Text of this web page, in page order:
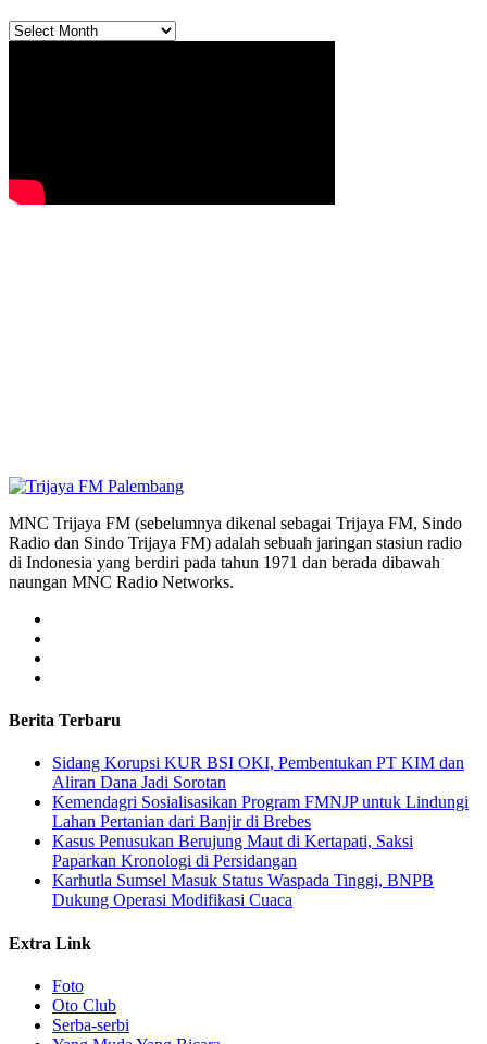
Archives
MNC Trijaya FM (sebelumnya dikenal sebagai Trijaya FM, Sindo
Radio dan Sindo Trijaya FM) adalah sebuah jaringan stasiun radio
di Indonesia yang berdiri pada tahun 1971 dan berada dibawah
naungan MNC Radio Networks.
Berita Terbaru
Sidang Korupsi KUR BSI OKI, Pembentukan PT KIM dan
Aliran Dana Jadi Sorotan
Kemendagri Sosialisasikan Program FMNJP untuk Lindungi
Lahan Pertanian dari Banjir di Brebes
Kasus Penusukan Berujung Maut di Kertapati, Saksi
Paparkan Kronologi di Persidangan
Karhutla Sumsel Masuk Status Waspada Tinggi, BNPB
Dukung Operasi Modifikasi Cuaca
Extra Link
Foto
Oto Club
Serba-serbi